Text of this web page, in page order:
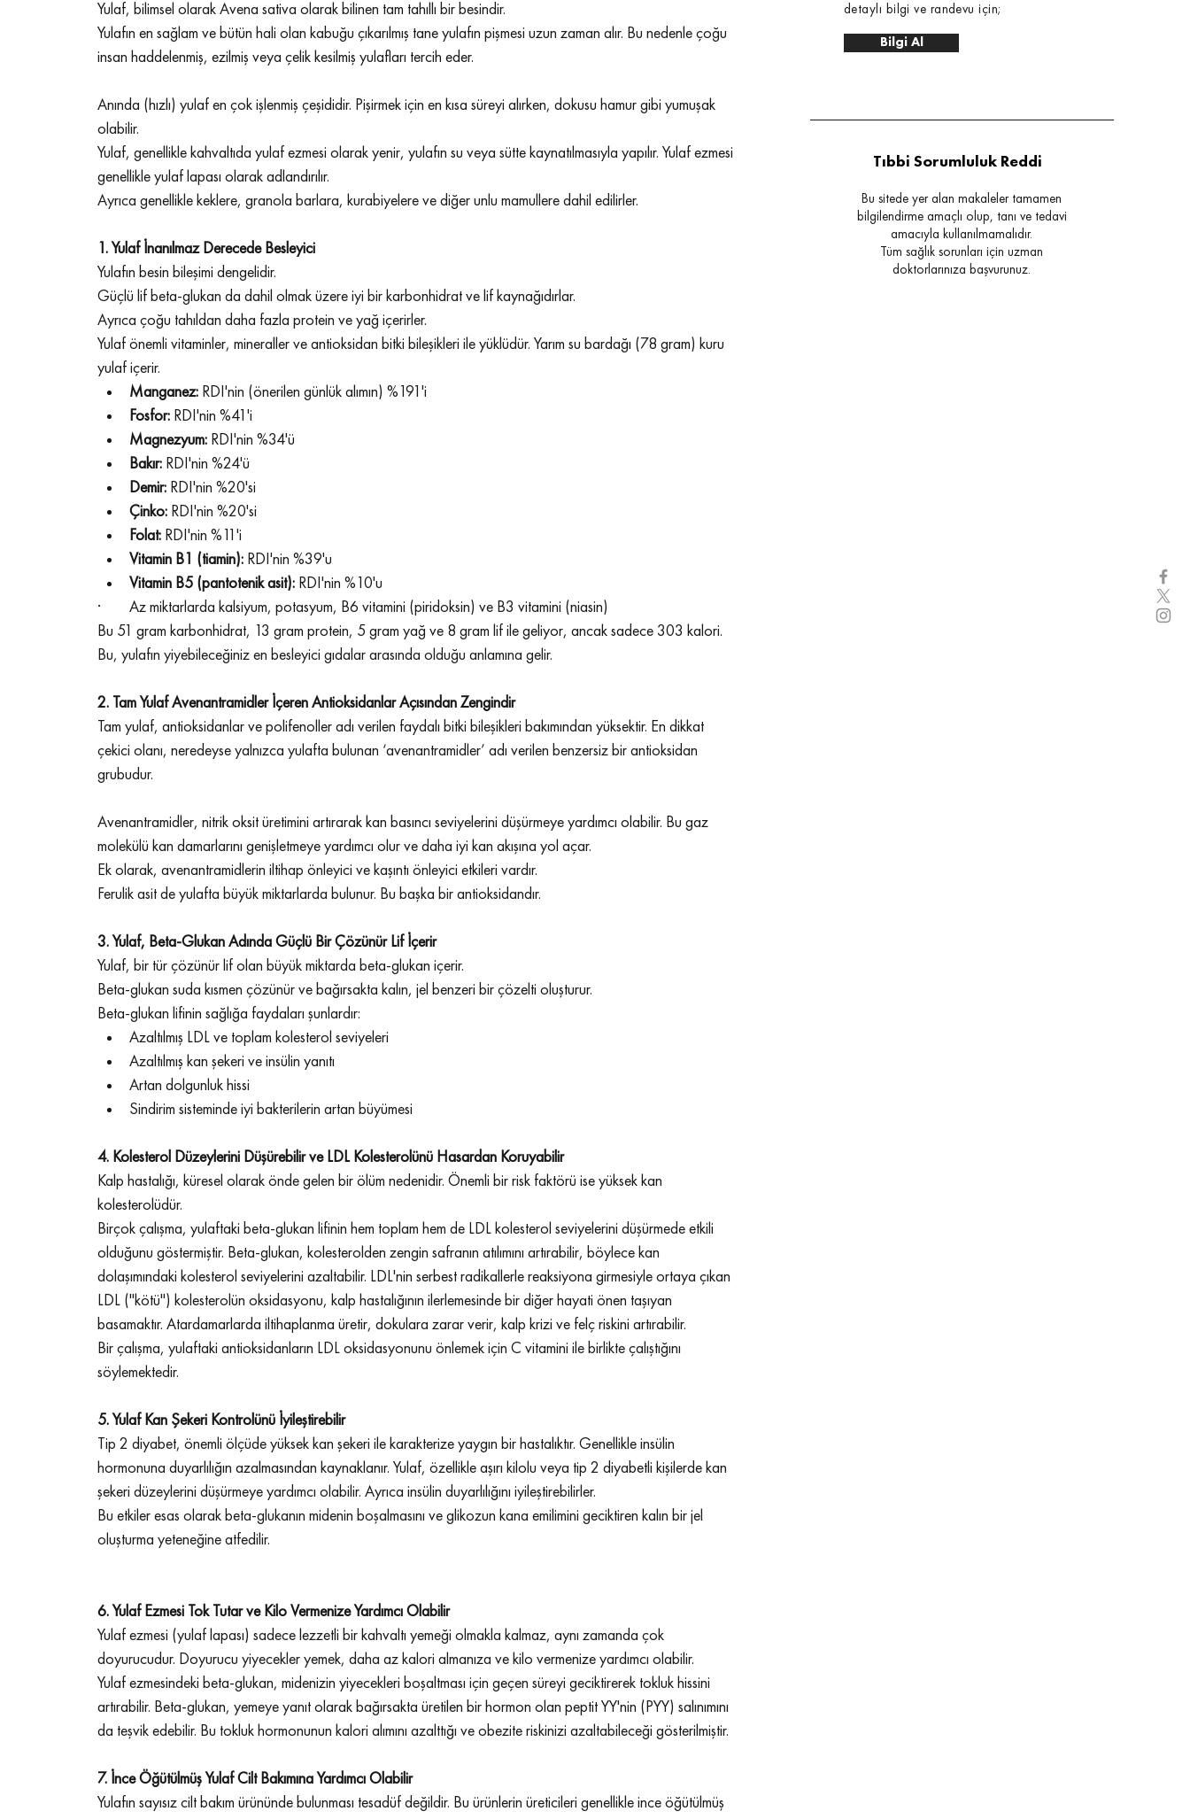
Yulaf, bilimsel olarak Avena sativa olarak bilinen tam tahıllı bir besindir.
Yulafın en sağlam ve bütün hali olan kabuğu çıkarılmış tane yulafın pişmesi uzun zaman alır. Bu nedenle çoğu
insan haddelenmiş, ezilmiş veya çelik kesilmiş yulafları tercih eder.
Anında (hızlı) yulaf en çok işlenmiş çeşididir. Pişirmek için en kısa süreyi alırken, dokusu hamur gibi yumuşak
olabilir.
Yulaf, genellikle kahvaltıda yulaf ezmesi olarak yenir, yulafın su veya sütte kaynatılmasıyla yapılır. Yulaf ezmesi
genellikle yulaf lapası olarak adlandırılır.
Ayrıca genellikle keklere, granola barlara, kurabiyelere ve diğer unlu mamullere dahil edilirler.
1. Yulaf İnanılmaz Derecede Besleyici
Yulafın besin bileşimi dengelidir.
Güçlü lif beta-glukan da dahil olmak üzere iyi bir karbonhidrat ve lif kaynağıdırlar.
Ayrıca çoğu tahıldan daha fazla protein ve yağ içerirler.
Yulaf önemli vitaminler, mineraller ve antioksidan bitki bileşikleri ile yüklüdür. Yarım su bardağı (78 gram) kuru
yulaf içerir.
Manganez: RDI'nin (önerilen günlük alımın) %191'i
Fosfor: RDI'nin %41'i
Magnezyum: RDI'nin %34'ü
Bakır: RDI'nin %24'ü
Demir: RDI'nin %20'si
Çinko: RDI'nin %20'si
Folat: RDI'nin %11'i
Vitamin B1 (tiamin): RDI'nin %39'u
Vitamin B5 (pantotenik asit): RDI'nin %10'u
·        Az miktarlarda kalsiyum, potasyum, B6 vitamini (piridoksin) ve B3 vitamini (niasin)
Bu 51 gram karbonhidrat, 13 gram protein, 5 gram yağ ve 8 gram lif ile geliyor, ancak sadece 303 kalori.
Bu, yulafın yiyebileceğiniz en besleyici gıdalar arasında olduğu anlamına gelir.
2. Tam Yulaf Avenantramidler İçeren Antioksidanlar Açısından Zengindir
Tam yulaf, antioksidanlar ve polifenoller adı verilen faydalı bitki bileşikleri bakımından yüksektir. En dikkat
çekici olanı, neredeyse yalnızca yulafta bulunan ‘avenantramidler’ adı verilen benzersiz bir antioksidan
grubudur.
Avenantramidler, nitrik oksit üretimini artırarak kan basıncı seviyelerini düşürmeye yardımcı olabilir. Bu gaz
molekülü kan damarlarını genişletmeye yardımcı olur ve daha iyi kan akışına yol açar.
Ek olarak, avenantramidlerin iltihap önleyici ve kaşıntı önleyici etkileri vardır.
Ferulik asit de yulafta büyük miktarlarda bulunur. Bu başka bir antioksidandır.
3. Yulaf, Beta-Glukan Adında Güçlü Bir Çözünür Lif İçerir
Yulaf, bir tür çözünür lif olan büyük miktarda beta-glukan içerir.
Beta-glukan suda kısmen çözünür ve bağırsakta kalın, jel benzeri bir çözelti oluşturur.
Beta-glukan lifinin sağlığa faydaları şunlardır:
Azaltılmış LDL ve toplam kolesterol seviyeleri
Azaltılmış kan şekeri ve insülin yanıtı
Artan dolgunluk hissi
Sindirim sisteminde iyi bakterilerin artan büyümesi
4. Kolesterol Düzeylerini Düşürebilir ve LDL Kolesterolünü Hasardan Koruyabilir
Kalp hastalığı, küresel olarak önde gelen bir ölüm nedenidir. Önemli bir risk faktörü ise yüksek kan
kolesterolüdür.
Birçok çalışma, yulaftaki beta-glukan lifinin hem toplam hem de LDL kolesterol seviyelerini düşürmede etkili
olduğunu göstermiştir. Beta-glukan, kolesterolden zengin safranın atılımını artırabilir, böylece kan
dolaşımındaki kolesterol seviyelerini azaltabilir. LDL'nin serbest radikallerle reaksiyona girmesiyle ortaya çıkan
LDL ("kötü") kolesterolün oksidasyonu, kalp hastalığının ilerlemesinde bir diğer hayati önen taşıyan
basamaktır. Atardamarlarda iltihaplanma üretir, dokulara zarar verir, kalp krizi ve felç riskini artırabilir.
Bir çalışma, yulaftaki antioksidanların LDL oksidasyonunu önlemek için C vitamini ile birlikte çalıştığını
söylemektedir.
5. Yulaf Kan Şekeri Kontrolünü İyileştirebilir
Tip 2 diyabet, önemli ölçüde yüksek kan şekeri ile karakterize yaygın bir hastalıktır. Genellikle insülin
hormonuna duyarlılığın azalmasından kaynaklanır. Yulaf, özellikle aşırı kilolu veya tip 2 diyabetli kişilerde kan
şekeri düzeylerini düşürmeye yardımcı olabilir. Ayrıca insülin duyarlılığını iyileştirebilirler.
Bu etkiler esas olarak beta-glukanın midenin boşalmasını ve glikozun kana emilimini geciktiren kalın bir jel
oluşturma yeteneğine atfedilir.
6. Yulaf Ezmesi Tok Tutar ve Kilo Vermenize Yardımcı Olabilir
Yulaf ezmesi (yulaf lapası) sadece lezzetli bir kahvaltı yemeği olmakla kalmaz, aynı zamanda çok
doyurucudur. Doyurucu yiyecekler yemek, daha az kalori almanıza ve kilo vermenize yardımcı olabilir.
Yulaf ezmesindeki beta-glukan, midenizin yiyecekleri boşaltması için geçen süreyi geciktirerek tokluk hissini
artırabilir. Beta-glukan, yemeye yanıt olarak bağırsakta üretilen bir hormon olan peptit YY'nin (PYY) salınımını
da teşvik edebilir. Bu tokluk hormonunun kalori alımını azalttığı ve obezite riskinizi azaltabileceği gösterilmiştir.
7. İnce Öğütülmüş Yulaf Cilt Bakımına Yardımcı Olabilir
Yulafın sayısız cilt bakım ürününde bulunması tesadüf değildir. Bu ürünlerin üreticileri genellikle ince öğütülmüş
detaylı bilgi ve randevu için;
Bilgi Al
Bu sitede yer alan makaleler tamamen
bilgilendirme amaçlı olup, tanı ve tedavi
amacıyla kullanılmamalıdır.
Tüm sağlık sorunları için uzman
doktorlarınıza başvurunuz.
Tıbbi Sorumluluk Reddi